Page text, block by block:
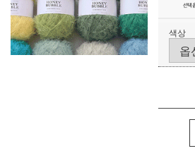
색상